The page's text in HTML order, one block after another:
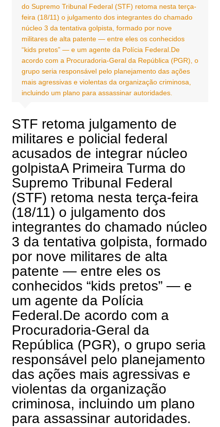
do Supremo Tribunal Federal (STF) retoma nesta terça-
feira (18/11) o julgamento dos integrantes do chamado
núcleo 3 da tentativa golpista, formado por nove
militares de alta patente — entre eles os conhecidos
“kids pretos” — e um agente da Polícia Federal.De
acordo com a Procuradoria-Geral da República (PGR), o
grupo seria responsável pelo planejamento das ações
mais agressivas e violentas da organização criminosa,
incluindo um plano para assassinar autoridades.
STF retoma julgamento de
militares e policial federal
acusados de integrar núcleo
golpistaA Primeira Turma do
Supremo Tribunal Federal
(STF) retoma nesta terça-feira
(18/11) o julgamento dos
integrantes do chamado núcleo
3 da tentativa golpista, formado
por nove militares de alta
patente — entre eles os
conhecidos “kids pretos” — e
um agente da Polícia
Federal.De acordo com a
Procuradoria-Geral da
República (PGR), o grupo seria
responsável pelo planejamento
das ações mais agressivas e
violentas da organização
criminosa, incluindo um plano
para assassinar autoridades.